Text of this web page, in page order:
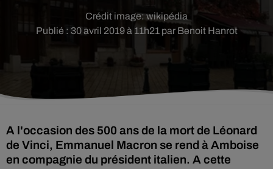
Publié : 30 avril 2019 à 11h21 par Benoit Hanrot
Crédit image:wikipédia
A l'occasion des 500 ans de la mort de Léonard
de Vinci, Emmanuel Macron se rend à Amboise
en compagnie du président italien. A cette